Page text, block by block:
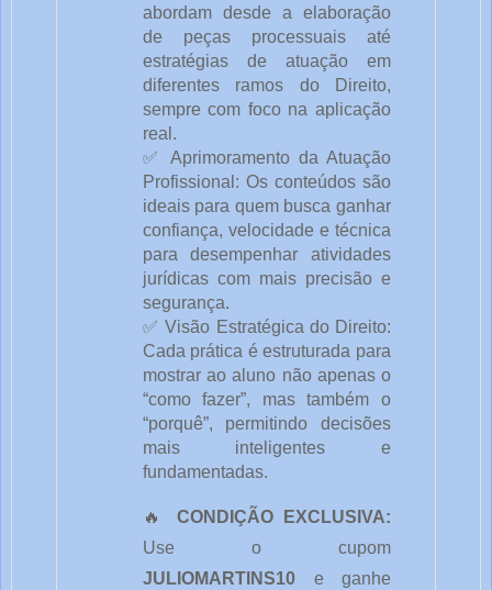
abordam desde a elaboração
de peças processuais até
estratégias de atuação em
diferentes ramos do Direito,
sempre com foco na aplicação
real.
✅ Aprimoramento da Atuação
Profissional: Os conteúdos são
ideais para quem busca ganhar
confiança, velocidade e técnica
para desempenhar atividades
jurídicas com mais precisão e
segurança.
✅ Visão Estratégica do Direito:
Cada prática é estruturada para
mostrar ao aluno não apenas o
“como fazer”, mas também o
“porquê”, permitindo decisões
mais inteligentes e
fundamentadas.
🔥 CONDIÇÃO EXCLUSIVA:
JULIOMARTINS10